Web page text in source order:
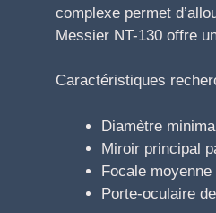
complexe permet
Messier NT-130 offre
Caractéristiques
Diamètre
Miroir principal
Focale
Porte-oculaire